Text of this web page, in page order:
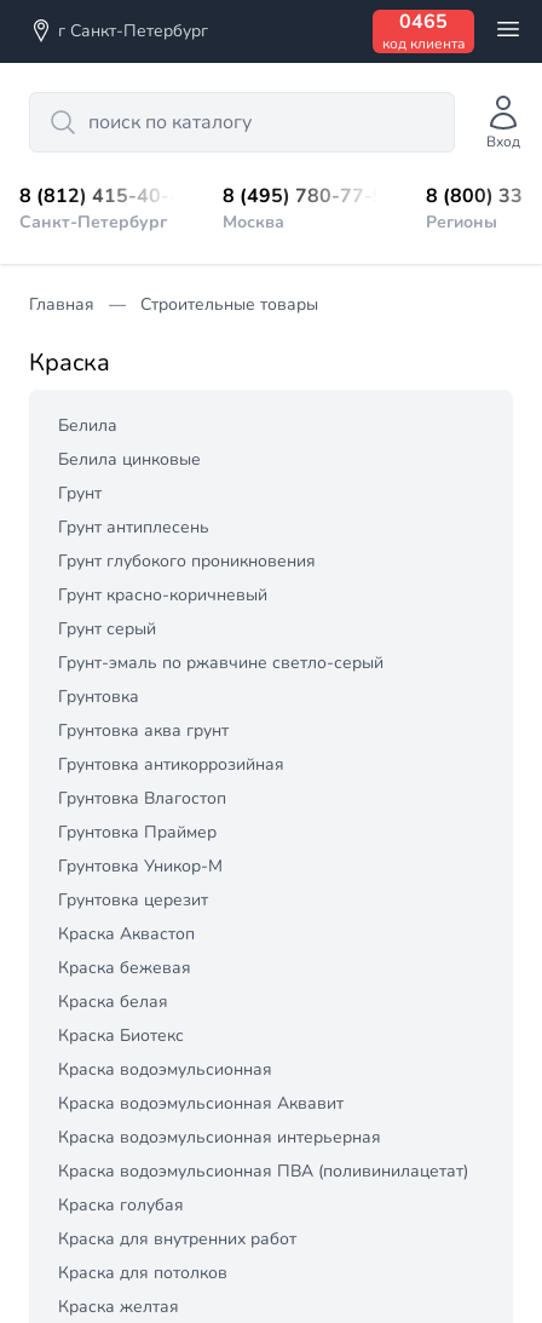
г Санкт-Петербург 0465
код клиента
Search
Вход
8 (812) 415-40-45
Санкт-Петербург
8 (495) 780-77-98
Москва
8 (800)
Регионы
Главная Строительные товары
Краска
Белила
Белила цинковые
Грунт
Грунт антиплесень
Грунт глубокого проникновения
Грунт красно-коричневый
Грунт серый
Грунт-эмаль по ржавчине светло-серый
Грунтовка
Грунтовка аква грунт
Грунтовка антикоррозийная
Грунтовка Влагостоп
Грунтовка Праймер
Грунтовка Уникор-М
Грунтовка церезит
Краска Аквастоп
Краска бежевая
Краска белая
Краска Биотекс
Краска водоэмульсионная
Краска водоэмульсионная Аквавит
Краска водоэмульсионная интерьерная
Краска водоэмульсионная ПВА (поливинилацетат)
Краска голубая
Краска для внутренних работ
Краска для потолков
Краска желтая